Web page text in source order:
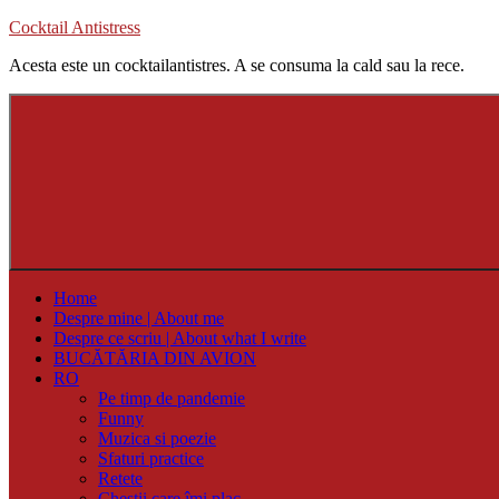
Skip
content
Cocktail Antistress
Acesta este un cocktailantistres. A se consuma la cald sau la rece.
Home
Despre mine | About me
Despre ce scriu | About what I write
BUCĂTĂRIA DIN AVION
RO
Pe timp de pandemie
Funny
Muzica si poezie
Sfaturi practice
Retete